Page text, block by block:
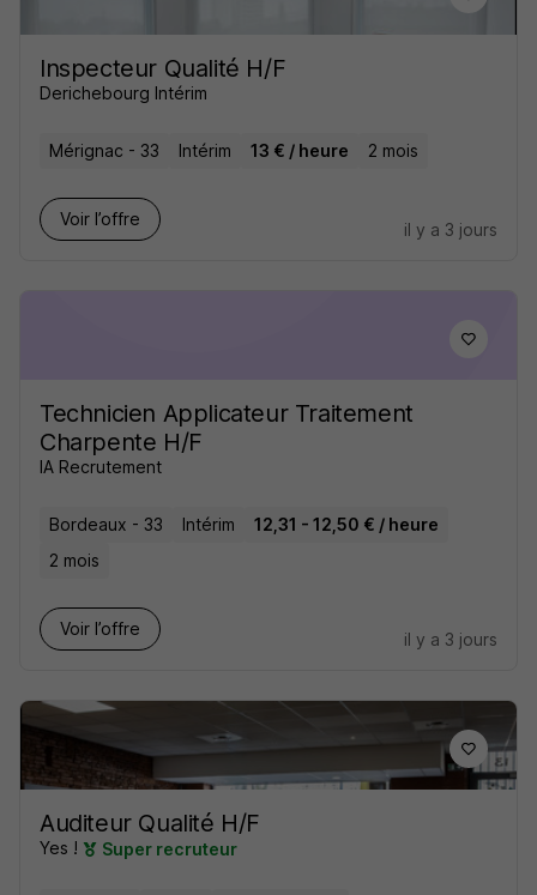
Inspecteur Qualité H/F
Derichebourg Intérim
Mérignac - 33 Intérim 13 € / heure 2 mois
Voir l’offre
il y a 3 jours
Technicien Applicateur Traitement
Charpente H/F
IA Recrutement
Bordeaux - 33 Intérim
12,31 - 12,50 € / heure
2 mois
Voir l’offre
il y a 3 jours
Auditeur Qualité H/F
Yes ! Super recruteur